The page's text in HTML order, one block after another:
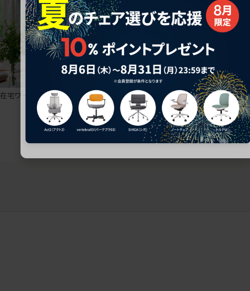
在宅ワークにおすすめのオフィスチェア5選
椅子に座っているのに疲
疲れにくいチェアの選び方